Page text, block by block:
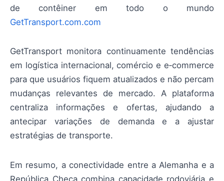
de contêiner em todo o mundo
GetTransport.com.com
GetTransport monitora continuamente tendências
em logística internacional, comércio e e‑commerce
para que usuários fiquem atualizados e não percam
mudanças relevantes de mercado. A plataforma
centraliza informações e ofertas, ajudando a
antecipar variações de demanda e a ajustar
estratégias de transporte.
Em resumo, a conectividade entre a Alemanha e a
República Checa combina capacidade rodoviária e